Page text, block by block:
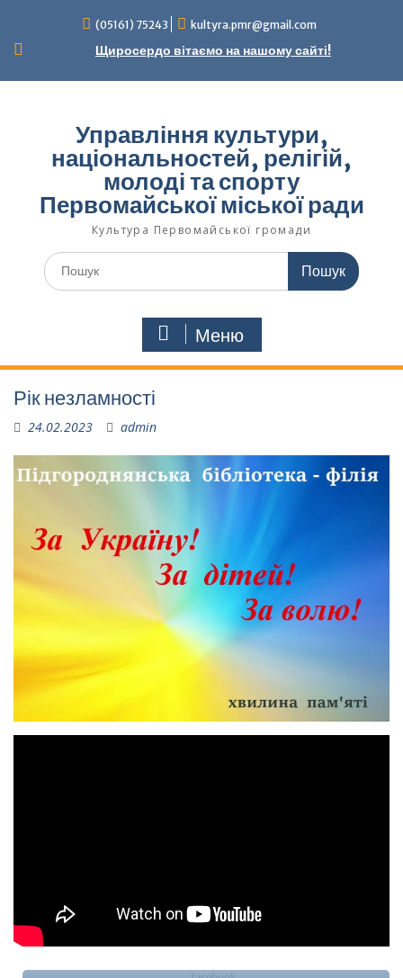
вмісту
(05161) 75243 kultyra.pmr@gmail.com
Щиросердо вітаємо на нашому сайті!
Управління культури,
національностей, релігій,
молоді та спорту
Первомайської міської ради
Культура Первомайcької громади
Шукати:
Меню
Рік незламності
24.02.2023 admin